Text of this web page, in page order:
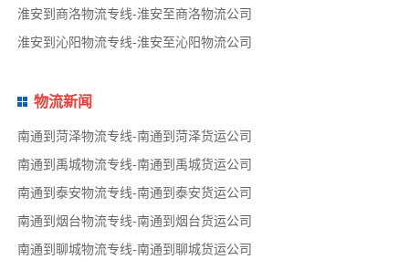
淮安到商洛物流专线-淮安至商洛物流公司
淮安到沁阳物流专线-淮安至沁阳物流公司
物流新闻
南通到菏泽物流专线-南通到菏泽货运公司
南通到禹城物流专线-南通到禹城货运公司
南通到泰安物流专线-南通到泰安货运公司
南通到烟台物流专线-南通到烟台货运公司
南通到聊城物流专线-南通到聊城货运公司